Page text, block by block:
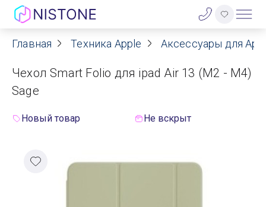
Акции
О нас
Реквизиты
Главная Техника Apple Аксессуары для
Чехол Smart Folio для ipad Air 13 (M2 - M4)
Sage
Новый товар Не вскрыт